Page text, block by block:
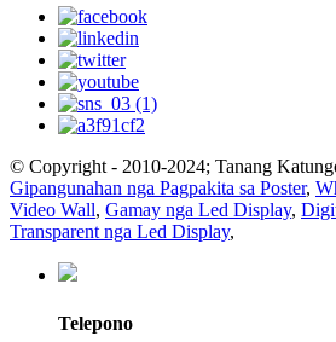
© Copyright - 2010-2024; Tanang
Gipangunahan nga Pagpakita sa Poster,
Video Wall, Gamay nga Led Display,
Transparent nga Led Display,
Telepono